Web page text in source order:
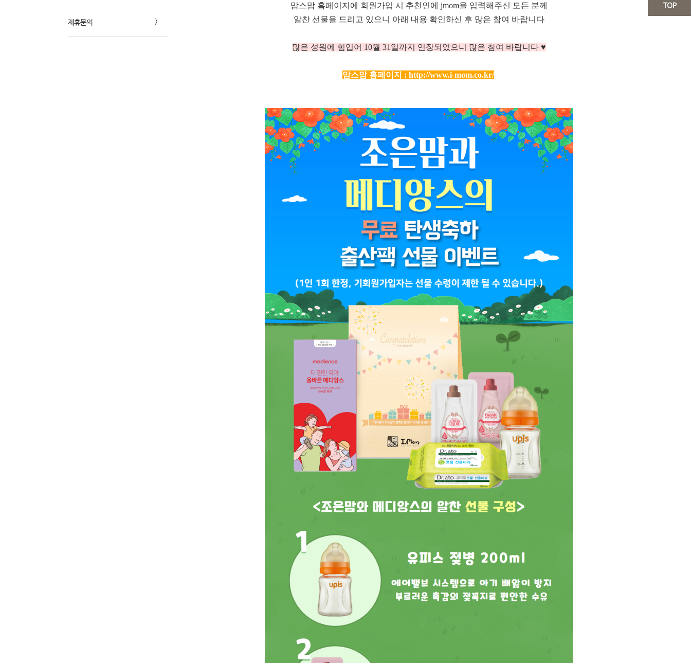
제휴문의
맘스맘 홈페이지에 회원가입 시 추천인에 jmom을 입력해주신 모든 분께
알찬 선물을 드리고 있으니 아래 내용 확인하신 후 많은 참여 바랍니다
많은 성원에 힘입어 10월 31일까지 연장되었으니 많은 참여 바랍니다 ♥
맘스맘 홈페이지 : http://www.i-mom.co.kr/